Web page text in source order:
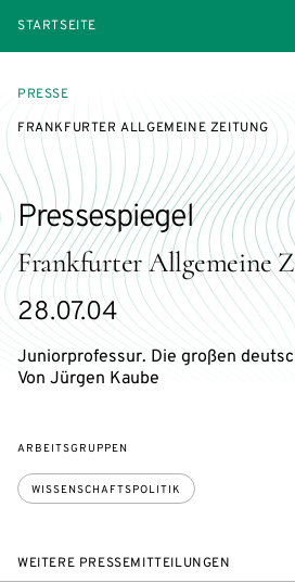
STARTSEITE
PRESSE
FRANKFURTER ALLGEMEINE ZEITUNG
Frankfurter Allgemeine
Pressespiegel
28.07.04
Juniorprofessur. Die großen
Von Jürgen Kaube
ARBEITSGRUPPEN
WISSENSCHAFTSPOLITIK
WEITERE PRESSEMITTEILUNGEN